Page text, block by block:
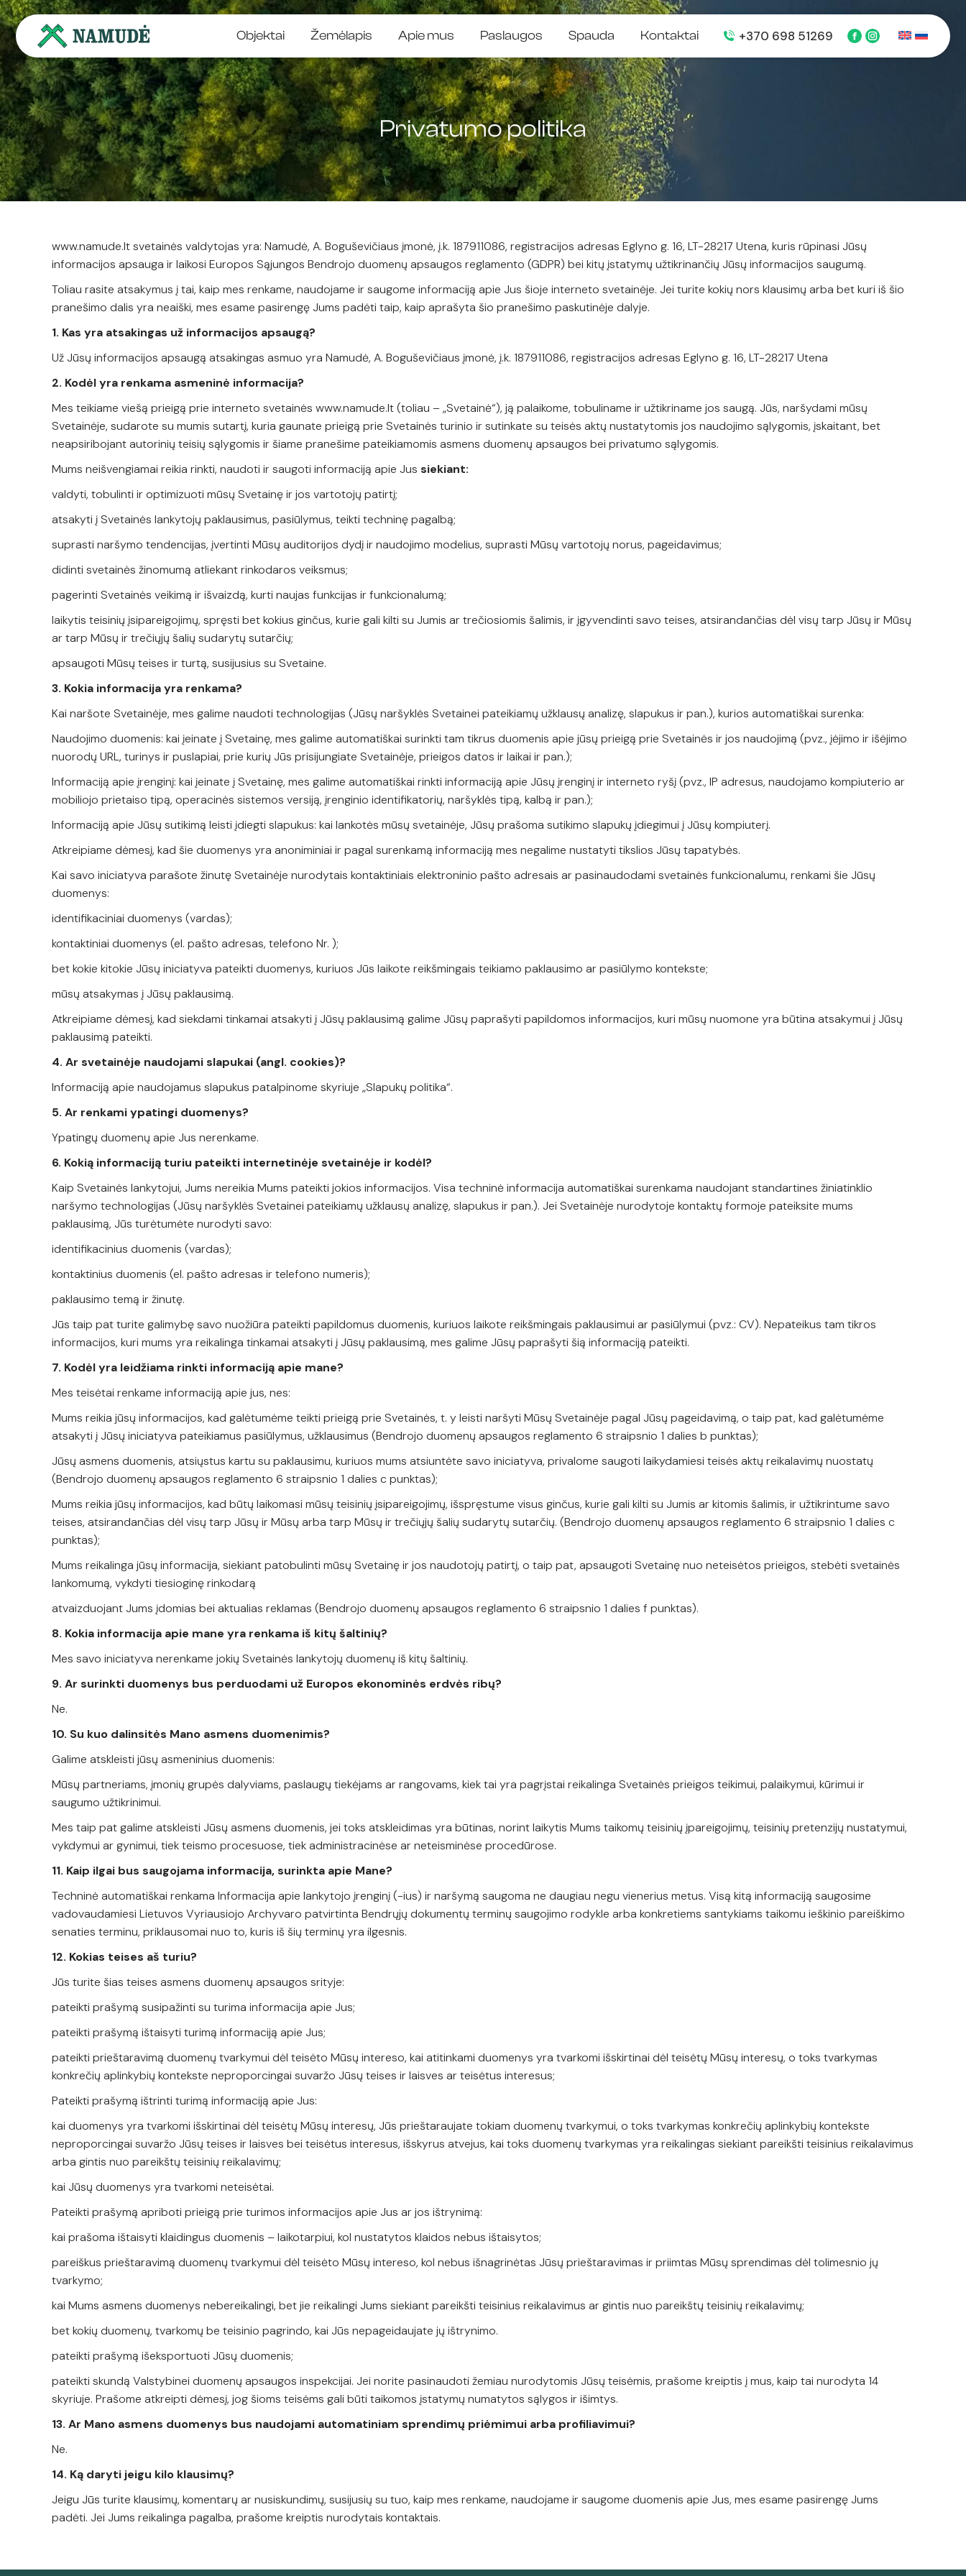
Objektai Žemėlapis Apie mus Paslaugos Spauda Kontaktai +370 698 51269
Facebook
page
Instagram
page
Privatumo politika
www.namude.lt svetainės valdytojas yra: Namudė, A. Boguševičiaus įmonė, į.k. 187911086, registracijos adresas Eglyno g. 16, LT-28217 Utena, kuris rūpinasi Jūsų
informacijos apsauga ir laikosi Europos Sąjungos Bendrojo duomenų apsaugos reglamento (GDPR) bei kitų įstatymų užtikrinančių Jūsų informacijos saugumą.
Toliau rasite atsakymus į tai, kaip mes renkame, naudojame ir saugome informaciją apie Jus šioje interneto svetainėje. Jei turite kokių nors klausimų arba bet kuri iš šio
pranešimo dalis yra neaiški, mes esame pasirengę Jums padėti taip, kaip aprašyta šio pranešimo paskutinėje dalyje.
1. Kas yra atsakingas už informacijos apsaugą?
Už Jūsų informacijos apsaugą atsakingas asmuo yra Namudė, A. Boguševičiaus įmonė, į.k. 187911086, registracijos adresas Eglyno g. 16, LT-28217 Utena
2. Kodėl yra renkama asmeninė informacija?
Mes teikiame viešą prieigą prie interneto svetainės www.namude.lt (toliau – „Svetainė“), ją palaikome, tobuliname ir užtikriname jos saugą. Jūs, naršydami mūsų
Svetainėje, sudarote su mumis sutartį, kuria gaunate prieigą prie Svetainės turinio ir sutinkate su teisės aktų nustatytomis jos naudojimo sąlygomis, įskaitant, bet
neapsiribojant autorinių teisių sąlygomis ir šiame pranešime pateikiamomis asmens duomenų apsaugos bei privatumo sąlygomis.
Mums neišvengiamai reikia rinkti, naudoti ir saugoti informaciją apie Jus siekiant:
valdyti, tobulinti ir optimizuoti mūsų Svetainę ir jos vartotojų patirtį;
atsakyti į Svetainės lankytojų paklausimus, pasiūlymus, teikti techninę pagalbą;
suprasti naršymo tendencijas, įvertinti Mūsų auditorijos dydį ir naudojimo modelius, suprasti Mūsų vartotojų norus, pageidavimus;
didinti svetainės žinomumą atliekant rinkodaros veiksmus;
pagerinti Svetainės veikimą ir išvaizdą, kurti naujas funkcijas ir funkcionalumą;
laikytis teisinių įsipareigojimų, spręsti bet kokius ginčus, kurie gali kilti su Jumis ar trečiosiomis šalimis, ir įgyvendinti savo teises, atsirandančias dėl visų tarp Jūsų ir Mūsų
ar tarp Mūsų ir trečiųjų šalių sudarytų sutarčių;
apsaugoti Mūsų teises ir turtą, susijusius su Svetaine.
3. Kokia informacija yra renkama?
Kai naršote Svetainėje, mes galime naudoti technologijas (Jūsų naršyklės Svetainei pateikiamų užklausų analizę, slapukus ir pan.), kurios automatiškai surenka:
Naudojimo duomenis: kai įeinate į Svetainę, mes galime automatiškai surinkti tam tikrus duomenis apie jūsų prieigą prie Svetainės ir jos naudojimą (pvz., įėjimo ir išėjimo
nuorodų URL, turinys ir puslapiai, prie kurių Jūs prisijungiate Svetainėje, prieigos datos ir laikai ir pan.);
Informaciją apie įrenginį: kai įeinate į Svetainę, mes galime automatiškai rinkti informaciją apie Jūsų įrenginį ir interneto ryšį (pvz., IP adresus, naudojamo kompiuterio ar
mobiliojo prietaiso tipą, operacinės sistemos versiją, įrenginio identifikatorių, naršyklės tipą, kalbą ir pan.);
Informaciją apie Jūsų sutikimą leisti įdiegti slapukus: kai lankotės mūsų svetainėje, Jūsų prašoma sutikimo slapukų įdiegimui į Jūsų kompiuterį.
Atkreipiame dėmesį, kad šie duomenys yra anoniminiai ir pagal surenkamą informaciją mes negalime nustatyti tikslios Jūsų tapatybės.
Kai savo iniciatyva parašote žinutę Svetainėje nurodytais kontaktiniais elektroninio pašto adresais ar pasinaudodami svetainės funkcionalumu, renkami šie Jūsų
duomenys:
identifikaciniai duomenys (vardas);
kontaktiniai duomenys (el. pašto adresas, telefono Nr. );
bet kokie kitokie Jūsų iniciatyva pateikti duomenys, kuriuos Jūs laikote reikšmingais teikiamo paklausimo ar pasiūlymo kontekste;
mūsų atsakymas į Jūsų paklausimą.
Atkreipiame dėmesį, kad siekdami tinkamai atsakyti į Jūsų paklausimą galime Jūsų paprašyti papildomos informacijos, kuri mūsų nuomone yra būtina atsakymui į Jūsų
paklausimą pateikti.
4. Ar svetainėje naudojami slapukai (angl. cookies)?
Informaciją apie naudojamus slapukus patalpinome skyriuje „Slapukų politika“.
5. Ar renkami ypatingi duomenys?
Ypatingų duomenų apie Jus nerenkame.
6. Kokią informaciją turiu pateikti internetinėje svetainėje ir kodėl?
Kaip Svetainės lankytojui, Jums nereikia Mums pateikti jokios informacijos. Visa techninė informacija automatiškai surenkama naudojant standartines žiniatinklio
naršymo technologijas (Jūsų naršyklės Svetainei pateikiamų užklausų analizę, slapukus ir pan.). Jei Svetainėje nurodytoje kontaktų formoje pateiksite mums
paklausimą, Jūs turėtumėte nurodyti savo:
identifikacinius duomenis (vardas);
kontaktinius duomenis (el. pašto adresas ir telefono numeris);
paklausimo temą ir žinutę.
Jūs taip pat turite galimybę savo nuožiūra pateikti papildomus duomenis, kuriuos laikote reikšmingais paklausimui ar pasiūlymui (pvz.: CV). Nepateikus tam tikros
informacijos, kuri mums yra reikalinga tinkamai atsakyti į Jūsų paklausimą, mes galime Jūsų paprašyti šią informaciją pateikti.
7. Kodėl yra leidžiama rinkti informaciją apie mane?
Mes teisėtai renkame informaciją apie jus, nes:
Mums reikia jūsų informacijos, kad galėtumėme teikti prieigą prie Svetainės, t. y leisti naršyti Mūsų Svetainėje pagal Jūsų pageidavimą, o taip pat, kad galėtumėme
atsakyti į Jūsų iniciatyva pateikiamus pasiūlymus, užklausimus (Bendrojo duomenų apsaugos reglamento 6 straipsnio 1 dalies b punktas);
Jūsų asmens duomenis, atsiųstus kartu su paklausimu, kuriuos mums atsiuntėte savo iniciatyva, privalome saugoti laikydamiesi teisės aktų reikalavimų nuostatų
(Bendrojo duomenų apsaugos reglamento 6 straipsnio 1 dalies c punktas);
Mums reikia jūsų informacijos, kad būtų laikomasi mūsų teisinių įsipareigojimų, išspręstume visus ginčus, kurie gali kilti su Jumis ar kitomis šalimis, ir užtikrintume savo
teises, atsirandančias dėl visų tarp Jūsų ir Mūsų arba tarp Mūsų ir trečiųjų šalių sudarytų sutarčių. (Bendrojo duomenų apsaugos reglamento 6 straipsnio 1 dalies c
punktas);
Mums reikalinga jūsų informacija, siekiant patobulinti mūsų Svetainę ir jos naudotojų patirtį, o taip pat, apsaugoti Svetainę nuo neteisėtos prieigos, stebėti svetainės
lankomumą, vykdyti tiesioginę rinkodarą
atvaizduojant Jums įdomias bei aktualias reklamas (Bendrojo duomenų apsaugos reglamento 6 straipsnio 1 dalies f punktas).
8. Kokia informacija apie mane yra renkama iš kitų šaltinių?
Mes savo iniciatyva nerenkame jokių Svetainės lankytojų duomenų iš kitų šaltinių.
9. Ar surinkti duomenys bus perduodami už Europos ekonominės erdvės ribų?
Ne.
10. Su kuo dalinsitės Mano asmens duomenimis?
Galime atskleisti jūsų asmeninius duomenis:
Mūsų partneriams, įmonių grupės dalyviams, paslaugų tiekėjams ar rangovams, kiek tai yra pagrįstai reikalinga Svetainės prieigos teikimui, palaikymui, kūrimui ir
saugumo užtikrinimui.
Mes taip pat galime atskleisti Jūsų asmens duomenis, jei toks atskleidimas yra būtinas, norint laikytis Mums taikomų teisinių įpareigojimų, teisinių pretenzijų nustatymui,
vykdymui ar gynimui, tiek teismo procesuose, tiek administracinėse ar neteisminėse procedūrose.
11. Kaip ilgai bus saugojama informacija, surinkta apie Mane?
Techninė automatiškai renkama Informacija apie lankytojo įrenginį (-ius) ir naršymą saugoma ne daugiau negu vienerius metus. Visą kitą informaciją saugosime
vadovaudamiesi Lietuvos Vyriausiojo Archyvaro patvirtinta Bendrųjų dokumentų terminų saugojimo rodykle arba konkretiems santykiams taikomu ieškinio pareiškimo
senaties terminu, priklausomai nuo to, kuris iš šių terminų yra ilgesnis.
12. Kokias teises aš turiu?
Jūs turite šias teises asmens duomenų apsaugos srityje:
pateikti prašymą susipažinti su turima informacija apie Jus;
pateikti prašymą ištaisyti turimą informaciją apie Jus;
pateikti prieštaravimą duomenų tvarkymui dėl teisėto Mūsų intereso, kai atitinkami duomenys yra tvarkomi išskirtinai dėl teisėtų Mūsų interesų, o toks tvarkymas
konkrečių aplinkybių kontekste neproporcingai suvaržo Jūsų teises ir laisves ar teisėtus interesus;
Pateikti prašymą ištrinti turimą informaciją apie Jus:
kai duomenys yra tvarkomi išskirtinai dėl teisėtų Mūsų interesų, Jūs prieštaraujate tokiam duomenų tvarkymui, o toks tvarkymas konkrečių aplinkybių kontekste
neproporcingai suvaržo Jūsų teises ir laisves bei teisėtus interesus, išskyrus atvejus, kai toks duomenų tvarkymas yra reikalingas siekiant pareikšti teisinius reikalavimus
arba gintis nuo pareikštų teisinių reikalavimų;
kai Jūsų duomenys yra tvarkomi neteisėtai.
Pateikti prašymą apriboti prieigą prie turimos informacijos apie Jus ar jos ištrynimą:
kai prašoma ištaisyti klaidingus duomenis – laikotarpiui, kol nustatytos klaidos nebus ištaisytos;
pareiškus prieštaravimą duomenų tvarkymui dėl teisėto Mūsų intereso, kol nebus išnagrinėtas Jūsų prieštaravimas ir priimtas Mūsų sprendimas dėl tolimesnio jų
tvarkymo;
kai Mums asmens duomenys nebereikalingi, bet jie reikalingi Jums siekiant pareikšti teisinius reikalavimus ar gintis nuo pareikštų teisinių reikalavimų;
bet kokių duomenų, tvarkomų be teisinio pagrindo, kai Jūs nepageidaujate jų ištrynimo.
pateikti prašymą išeksportuoti Jūsų duomenis;
pateikti skundą Valstybinei duomenų apsaugos inspekcijai. Jei norite pasinaudoti žemiau nurodytomis Jūsų teisėmis, prašome kreiptis į mus, kaip tai nurodyta 14
skyriuje. Prašome atkreipti dėmesį, jog šioms teisėms gali būti taikomos įstatymų numatytos sąlygos ir išimtys.
13. Ar Mano asmens duomenys bus naudojami automatiniam sprendimų priėmimui arba profiliavimui?
Ne.
14. Ką daryti jeigu kilo klausimų?
Jeigu Jūs turite klausimų, komentarų ar nusiskundimų, susijusių su tuo, kaip mes renkame, naudojame ir saugome duomenis apie Jus, mes esame pasirengę Jums
padėti. Jei Jums reikalinga pagalba, prašome kreiptis nurodytais kontaktais.